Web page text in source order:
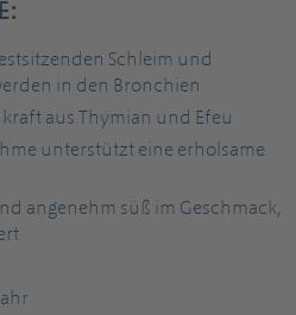
Schleim und
in den Bronchien
aus Thymian und Efeu
unterstützt eine erholsame
angenehm süß im Geschmack,